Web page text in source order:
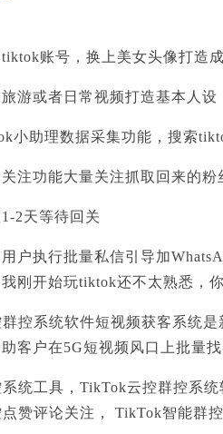
账号，换上美女头像打造
游或者日常视频打造基本人设
小助理数据采集功能，搜索
注功能大量关注抓取回来的粉
2天等待回关
户执行批量私信引导加
刚开始玩tiktok还不太熟悉，
控系统软件短视频获客系统
客户在5G短视频风口上批量
统工具，TikTok云控群控系
赞评论关注， TikTok智能群